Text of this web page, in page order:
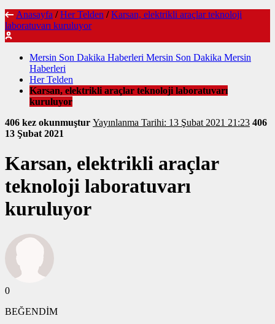
Anasayfa / Her Telden / Karsan, elektrikli araçlar teknoloji
laboratuvarı kuruluyor
Mersin Son Dakika Haberleri Mersin Son Dakika Mersin
Haberleri
Her Telden
Karsan, elektrikli araçlar teknoloji laboratuvarı
kuruluyor
406 kez okunmuştur
Yayınlanma Tarihi: 13 Şubat 2021 21:23 406
13 Şubat 2021
Karsan, elektrikli araçlar
teknoloji laboratuvarı
kuruluyor
0
BEĞENDİM